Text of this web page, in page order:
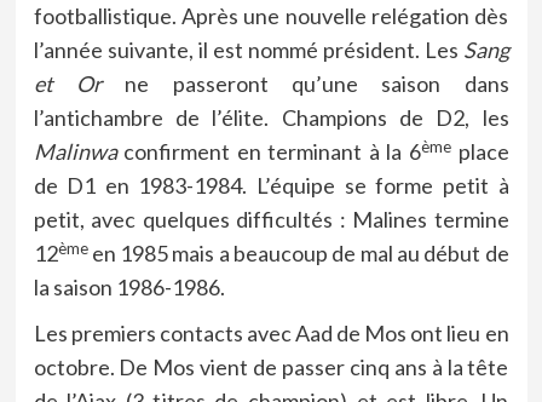
footballistique. Après une nouvelle relégation dès
l’année suivante, il est nommé président. Les Sang
et Orne passeront qu’une saison dans
l’antichambre de l’élite. Champions de D2, les
Malinwaconfirment en terminant à la 6èmeplace
de D1 en 1983-1984. L’équipe se forme petit à
petit, avec quelques difficultés : Malines termine
12èmeen 1985 mais a beaucoup de mal au début de
la saison 1986-1986.
Les premiers contacts avec Aad de Mos ont lieu en
octobre. De Mos vient de passer cinq ans à la tête